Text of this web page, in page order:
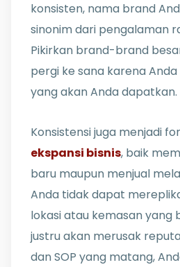
konsisten, nama brand
sinonim dari pengalaman
Pikirkan brand-brand
pergi ke sana karena
yang akan Anda dapatkan.
Konsistensi juga menjadi
ekspansi bisnis, baik
baru maupun menjual
Anda tidak dapat
lokasi atau kemasan yang
justru akan merusak
dan SOP yang matang,